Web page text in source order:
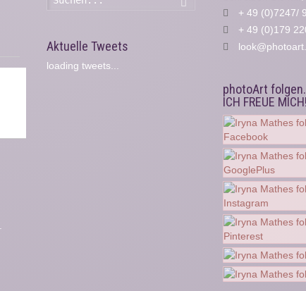
Aktuelle Tweets
loading tweets...
+ 49 (0)7247/
+ 49 (0)179
photoArt
ICH FREUE MICH!